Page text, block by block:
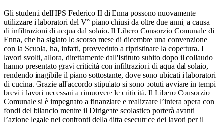
Gli studenti dell'IPS Federico II di Enna possono nuovamente
utilizzare i laboratori del V° piano chiusi da oltre due anni, a causa
di infiltrazioni di acqua dal solaio. Il Libero Consorzio Comunale di
Enna, che ha siglato lo scorso mese di dicembre una convenzione
con la Scuola, ha, infatti, provveduto a ripristinare la copertura. I
lavori svolti, allora, direttamente dall'Istituto subito dopo il collaudo
hanno presentato gravi criticità con infiltrazioni di aqua dal solaio,
rendendo inagibile il piano sottostante, dove sono ubicati i laboratori
di cucina. Grazie all'accordo stipulato si sono potuti avviare in tempi
brevi i lavori necessari a rimuovere le criticità. Il Libero Consorzio
Comunale si è impegnato a finanziare e realizzare l’intera opera con
fondi del bilancio mentre il Dirigente scolastico porterà avanti
l’azione legale nei confronti della ditta esecutrice dei lavori per il